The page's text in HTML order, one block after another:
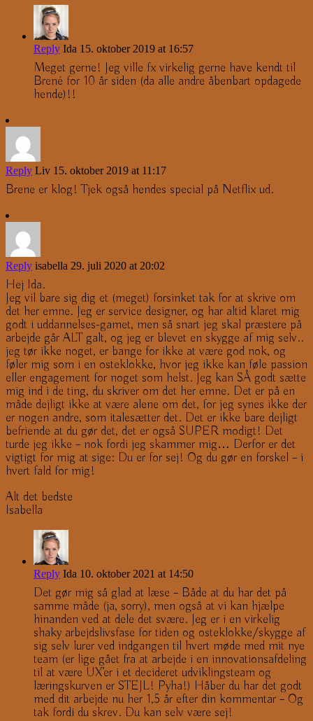
Reply Ida 15. oktober 2019 at 16:57
Meget gerne! Jeg ville fx virkelig gerne have kendt til
Brené for 10 år siden (da alle andre åbenbart opdagede
hende)!!
Reply Liv 15. oktober 2019 at 11:17
Brene er klog! Tjek også hendes special på Netflix ud.
Reply isabella 29. juli 2020 at 20:02
Hej Ida.
Jeg vil bare sig dig et (meget) forsinket tak for at skrive om
det her emne. Jeg er service designer, og har altid klaret mig
godt i uddannelses-gamet, men så snart jeg skal præstere på
arbejde går ALT galt, og jeg er blevet en skygge af mig selv..
jeg tør ikke noget, er bange for ikke at være god nok, og
føler mig som i en osteklokke, hvor jeg ikke kan føle passion
eller engagement for noget som helst. Jeg kan SÅ godt sætte
mig ind i de ting, du skriver om det her emne. Det er på en
måde dejligt ikke at være alene om det, for jeg synes ikke der
er nogen andre, som italesætter det. Det er ikke bare dejligt
befriende at du gør det, det er også SUPER modigt! Det
turde jeg ikke – nok fordi jeg skammer mig… Derfor er det
vigtigt for mig at sige: Du er for sej! Og du gør en forskel – i
hvert fald for mig!
Alt det bedste
Isabella
Reply Ida 10. oktober 2021 at 14:50
Det gør mig så glad at læse – Både at du har det på
samme måde (ja, sorry), men også at vi kan hjælpe
hinanden ved at dele det svære. Jeg er i en virkelig
shaky arbejdslivsfase for tiden og osteklokke/skygge af
sig selv lurer ved indgangen til hvert møde med mit nye
team (er lige gået fra at arbejde i en innovationsafdeling
til at være UX’er i et decideret udviklingsteam og
læringskurven er STEJL! Pyha!) Håber du har det godt
med dit arbejde nu her 1,5 år efter din kommentar – Og
tak fordi du skrev. Du kan selv være sej!